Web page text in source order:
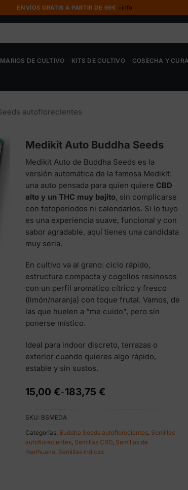
ENVÍOS GRATIS A PARTIR DE 69€ +info
DE CULTIVO KITS DE CULTIVO COSECHA Y
autoflorecientes
Medikit Auto Buddha Seeds
Medikit Auto de Buddha Seeds es la
versión automática de la famosa Medikit:
una auto pensada para quien quiere CBD
alto y un THC muy bajito, sin complicarse
con fotoperiodos ni calendarios. Si lo tuyo
es una experiencia suave, funcional y con
sabor agradable, aquí tienes una candidata
muy seria.
En cultivo va al grano: ciclo rápido,
estructura compacta y cogollos resinosos
con un perfil aromático cítrico y fresco
(limón/naranja) con toque frutal. Vamos, de
las que huelen a “me cuido”, pero sin
ponerse místico.
Ideal para indoor discreto, terrazas o
exterior cuando quieres algo rápido,
estable y sin sustos.
15,00 €-183,75 €
Rango
de
desde
15,00 €
hasta
183,75 €
SKU: BSMEDA
Categorías: Buddha Seeds autoflorecientes, Semillas
autoflorecientes, Semillas CBD, Semillas de
marihuana, Semillas índicas